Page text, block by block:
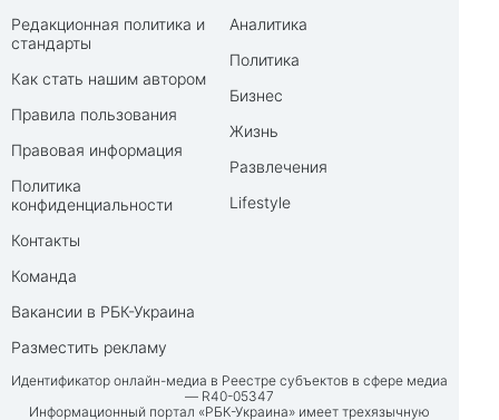
Редакционная политика и
стандарты
Как стать нашим автором
Правила пользования
Правовая информация
Политика
конфиденциальности
Контакты
Команда
Вакансии в РБК-Украина
Разместить рекламу
Аналитика
Политика
Бизнес
Жизнь
Развлечения
Lifestyle
Идентификатор онлайн-медиа в Реестре субъектов в сфере медиа
— R40-05347
Информационный портал «РБК-Украина» имеет трехязычную